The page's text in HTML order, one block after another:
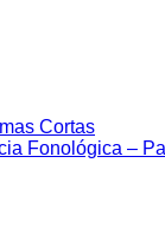
Cortas
Fonológica –